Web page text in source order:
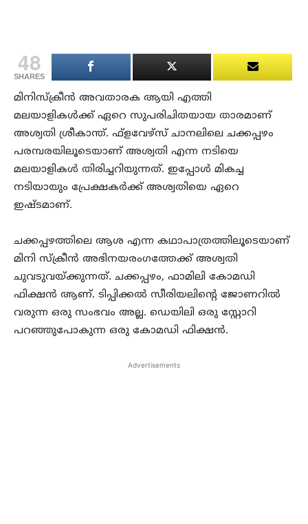
48
SHARES
മിനിസ്‌ക്രീൻ അവതാരക ആയി എത്തി
മലയാളികൾക്ക് ഏറെ സുപരിചിതയായ താരമാണ്
അശ്വതി ശ്രീകാന്ത്. ഫ്‌ളവേഴ്‌സ് ചാനലിലെ ചക്കപ്പഴം
പരമ്പരയിലൂടെയാണ് അശ്വതി എന്ന നടിയെ
മലയാളികൾ തിരിച്ചറിയുന്നത്. ഇപ്പോൾ മികച്ച
നടിയായും പ്രേക്ഷകർക്ക് അശ്വതിയെ ഏറെ
ഇഷ്ടമാണ്.
ചക്കപ്പഴത്തിലെ ആശ എന്ന കഥാപാത്രത്തിലൂടെയാണ്
മിനി സ്‌ക്രീൻ അഭിനയരംഗത്തേക്ക് അശ്വതി
ചുവടുവയ്ക്കുന്നത്. ചക്കപ്പഴം, ഫാമിലി കോമഡി
ഫിക്ഷൻ ആണ്. ടിപ്പിക്കൽ സീരിയലിന്റെ ജോണറിൽ
വരുന്ന ഒരു സംഭവം അല്ല. ഡെയിലി ഒരു സ്റ്റോറി
പറഞ്ഞുപോകുന്ന ഒരു കോമഡി ഫിക്ഷൻ.
Advertisements